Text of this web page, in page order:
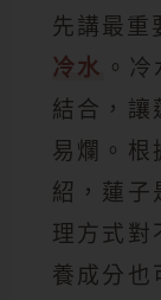
先講最重
冷水 。
結合，讓
易爛。根
紹，蓮子
理方式對
養成分也